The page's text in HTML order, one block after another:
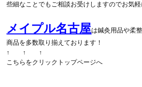
些細なことでもご相談お受けしますのでお気
メイプル名古屋は鍼灸用品や柔
商品を多数取り揃えております！
↑ ↑ ↑
こちらをクリックトップページへ